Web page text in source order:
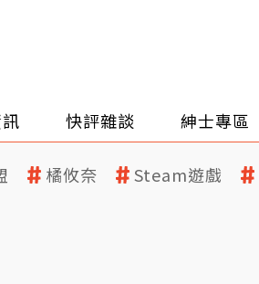
快評雜談 紳士專區
橘攸奈 Steam遊戲